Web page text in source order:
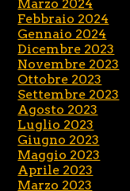
Marzo 2024
Febbraio 2024
Gennaio 2024
Dicembre 2023
Novembre 2023
Ottobre 2023
Settembre 2023
Agosto 2023
Luglio 2023
Giugno 2023
Maggio 2023
Aprile 2023
Marzo 2023